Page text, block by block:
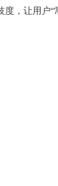
，让用户“